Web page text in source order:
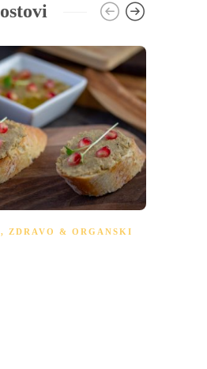
, ZDRAVO & ORGANSKI